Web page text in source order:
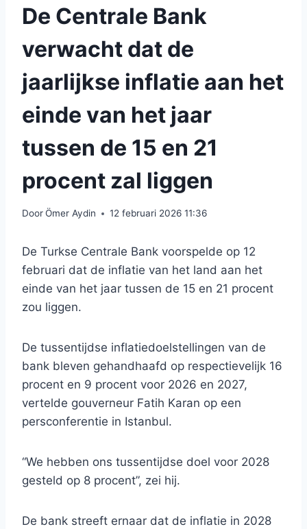
De Centrale Bank
verwacht dat de
jaarlijkse inflatie aan het
einde van het jaar
tussen de 15 en 21
procent zal liggen
DoorÖmer Aydin 12 februari 2026 11:36
De Turkse Centrale Bank voorspelde op 12
februari dat de inflatie van het land aan het
einde van het jaar tussen de 15 en 21 procent
zou liggen.
De tussentijdse inflatiedoelstellingen van de
bank bleven gehandhaafd op respectievelijk 16
procent en 9 procent voor 2026 en 2027,
vertelde gouverneur Fatih Karan op een
persconferentie in Istanbul.
“We hebben ons tussentijdse doel voor 2028
gesteld op 8 procent”, zei hij.
De bank streeft ernaar dat de inflatie in 2028